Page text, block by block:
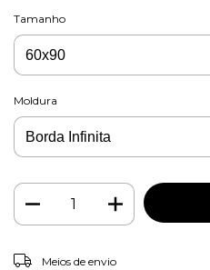
Tamanho
Moldura
Entregas para o CEP:
Meios de envio